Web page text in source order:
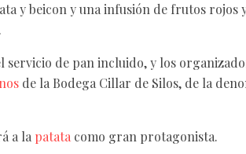
y beicon y una infusión de frutos rojos
servicio de pan incluido, y los
de la Bodega Cillar de Silos, de la
a la patata como gran protagonista.